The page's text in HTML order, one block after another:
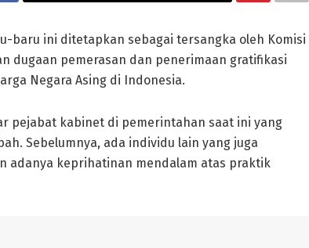
baru ini ditetapkan sebagai tersangka oleh Komisi
dugaan pemerasan dan penerimaan gratifikasi
Negara Asing di Indonesia.
pejabat kabinet di pemerintahan saat ini yang
Sebelumnya, ada individu lain yang juga
adanya keprihatinan mendalam atas praktik